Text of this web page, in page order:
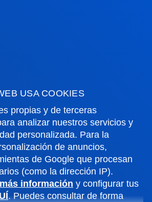
USA COOKIES
propias y de terceras
analizar nuestros servicios y
personalizada. Para la
de anuncios,
de Google que procesan
(como la dirección IP).
más información y configurar tus
. Puedes consultar de forma